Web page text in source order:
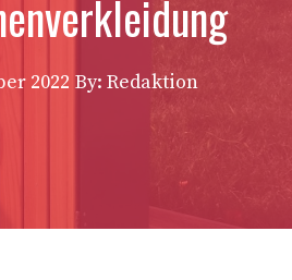
2022 By: Redaktion